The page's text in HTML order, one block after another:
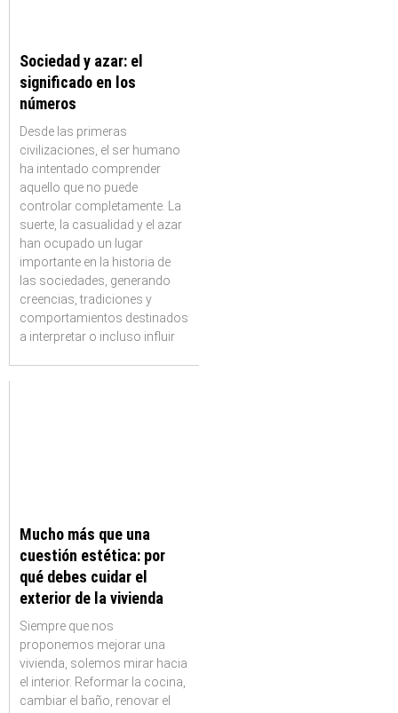
Sociedad y azar: el
significado en los
números
Desde las primeras
civilizaciones, el ser humano
ha intentado comprender
aquello que no puede
controlar completamente. La
suerte, la casualidad y el azar
han ocupado un lugar
importante en la historia de
las sociedades, generando
creencias, tradiciones y
comportamientos destinados
a interpretar o incluso influir
Mucho más que una
cuestión estética: por
qué debes cuidar el
exterior de la vivienda
Siempre que nos
proponemos mejorar una
vivienda, solemos mirar hacia
el interior. Reformar la cocina,
cambiar el baño, renovar el